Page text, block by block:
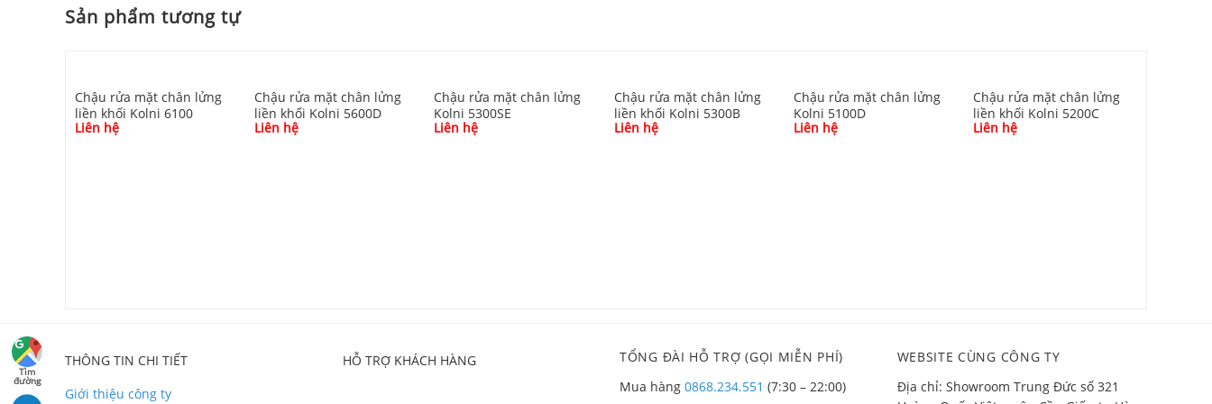
Sản phẩm tương tự
Chậu rửa mặt chân lửng
liền khối Kolni 6100
Liên hệ
Chậu rửa mặt chân lửng
liền khối Kolni 5600D
Liên hệ
Chậu rửa mặt chân lửng
Kolni 5300SE
Liên hệ
Chậu rửa mặt chân lửng
liền khối Kolni 5300B
Liên hệ
Chậu rửa mặt chân lửng
Kolni 5100D
Liên hệ
Chậu rửa mặt chân lửng
liền khối Kolni 5200C
Liên hệ
THÔNG TIN CHI TIẾT
Giới thiệu công ty
HỖ TRỢ KHÁCH HÀNG
TỔNG ĐÀI HỖ TRỢ (GỌI MIỄN PHÍ)
Mua hàng 0868.234.551 (7:30 – 22:00)
WEBSITE CÙNG CÔNG TY
Địa chỉ: Showroom Trung Đức số 321
Tìm
đường